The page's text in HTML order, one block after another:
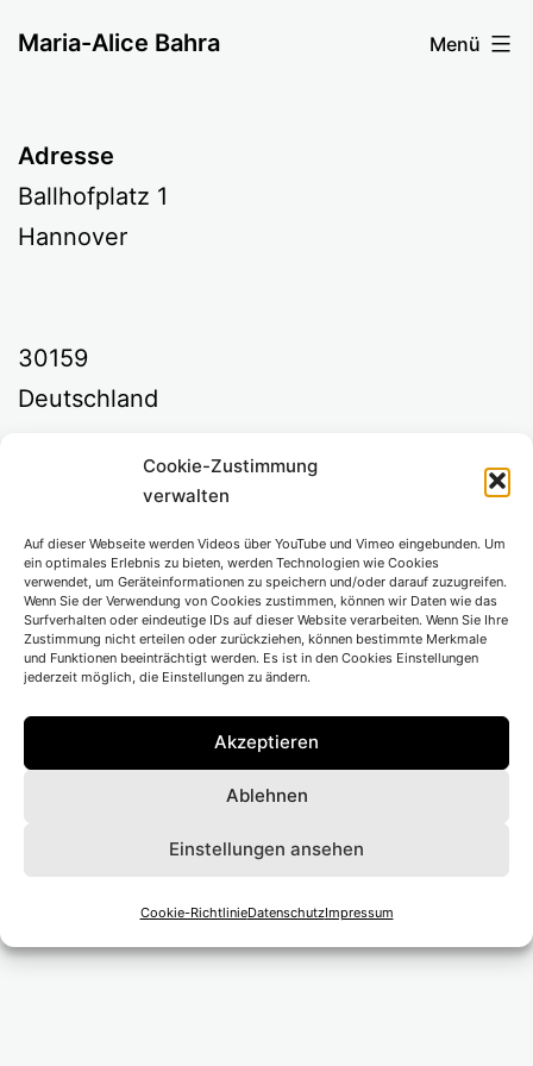
Cookie-Zustimmung
verwalten
Auf dieser Webseite werden Videos über YouTube und Vimeo eingebunden. Um
ein optimales Erlebnis zu bieten, werden Technologien wie Cookies
verwendet, um Geräteinformationen zu speichern und/oder darauf zuzugreifen.
Wenn Sie der Verwendung von Cookies zustimmen, können wir Daten wie das
Surfverhalten oder eindeutige IDs auf dieser Website verarbeiten. Wenn Sie Ihre
Zustimmung nicht erteilen oder zurückziehen, können bestimmte Merkmale
und Funktionen beeinträchtigt werden. Es ist in den Cookies Einstellungen
jederzeit möglich, die Einstellungen zu ändern.
Akzeptieren
Ablehnen
Einstellungen ansehen
Cookie-RichtlinieDatenschutzImpressum
Inhalt
Maria-Alice Bahra Menü
Adresse
Ballhofplatz 1
Hannover
30159
Deutschland
Kommende Veranstaltungen
Ort</li>
Beitragsnavigation
Vorheriger Beitrag
Schauspiel Leipzig
Nächster Beitrag